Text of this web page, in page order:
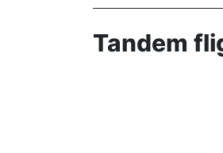
From December to
Visit our “Winter”
Tandem